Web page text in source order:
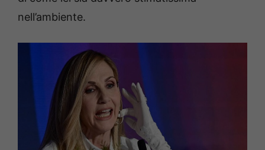
nell’ambiente.